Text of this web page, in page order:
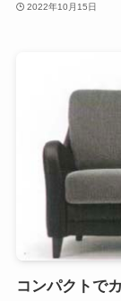
2022年10月15日
コンパクトで